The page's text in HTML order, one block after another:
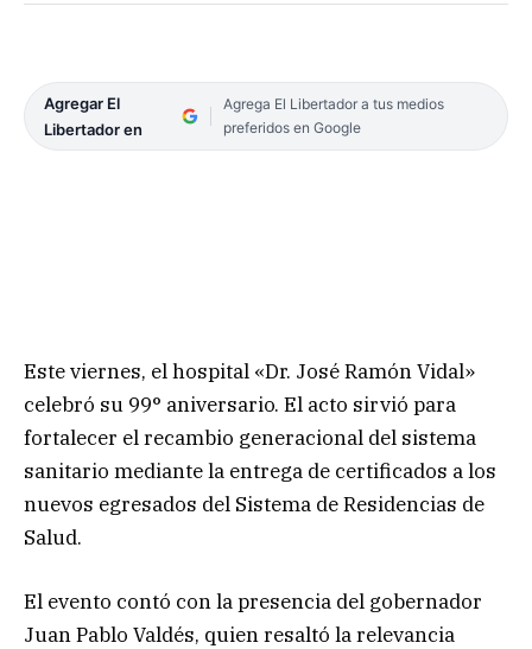
Agregar El
Libertador en
Agrega El Libertador a tus medios
preferidos en Google
Este viernes, el hospital «Dr. José Ramón Vidal»
celebró su 99° aniversario. El acto sirvió para
fortalecer el recambio generacional del sistema
sanitario mediante la entrega de certificados a los
nuevos egresados del Sistema de Residencias de
Salud.
El evento contó con la presencia del gobernador
Juan Pablo Valdés, quien resaltó la relevancia